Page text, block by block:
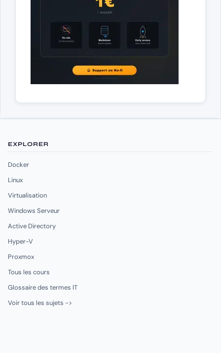
EXPLORER
Docker
Linux
Virtualisation
Windows Serveur
Active Directory
Hyper-V
Proxmox
Tous les cours
Glossaire des termes IT
Voir tous les sujets ->